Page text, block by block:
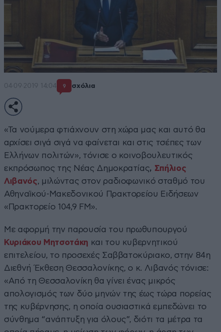
04·09·2019 14:04 9 σχόλια
«Τα νούμερα φτιάχνουν στη χώρα μας και αυτό θα
αρχίσει σιγά σιγά να φαίνεται και στις τσέπες των
Ελλήνων πολιτών», τόνισε ο κοινοβουλευτικός
εκπρόσωπος της Νέας Δημοκρατίας, Σπήλιος
Λιβανός, μιλώντας στον ραδιοφωνικό σταθμό του
Αθηναϊκού-Μακεδονικού Πρακτορείου Ειδήσεων
«Πρακτορείο 104,9 FM».
Με αφορμή την παρουσία του πρωθυπουργού
Κυριάκου Μητσοτάκη και του κυβερνητικού
επιτελείου, το προσεχές Σαββατοκύριακο, στην 84η
Διεθνή Έκθεση Θεσσαλονίκης, ο κ. Λιβανός τόνισε:
«Από τη Θεσσαλονίκη θα γίνει ένας μικρός
απολογισμός των δύο μηνών της έως τώρα πορείας
της κυβέρνησης, η οποία ουσιαστικά εμπεδώνει το
σύνθημα “ανάπτυξη για όλους”, διότι τα μέτρα τα